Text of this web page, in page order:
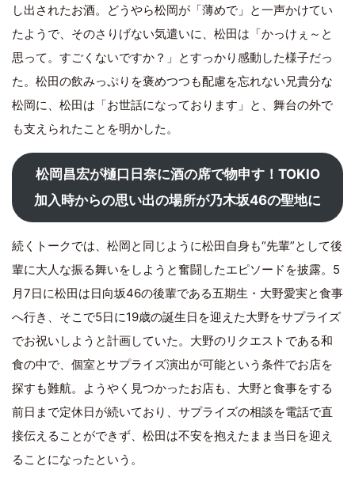
し出されたお酒。どうやら松岡が「薄めで」と一声かけてい
たようで、そのさりげない気遣いに、松田は「かっけぇ～と
思って。すごくないですか？」とすっかり感動した様子だっ
た。松田の飲みっぷりを褒めつつも配慮を忘れない兄貴分な
松岡に、松田は「お世話になっております」と、舞台の外で
も支えられたことを明かした。
松岡昌宏が樋口日奈に酒の席で物申す！TOKIO
加入時からの思い出の場所が乃木坂46の聖地に
続くトークでは、松岡と同じように松田自身も“先輩”として後
輩に大人な振る舞いをしようと奮闘したエピソードを披露。5
月7日に松田は日向坂46の後輩である五期生・大野愛実と食事
へ行き、そこで5日に19歳の誕生日を迎えた大野をサプライズ
でお祝いしようと計画していた。大野のリクエストである和
食の中で、個室とサプライズ演出が可能という条件でお店を
探すも難航。ようやく見つかったお店も、大野と食事をする
前日まで定休日が続いており、サプライズの相談を電話で直
接伝えることができず、松田は不安を抱えたまま当日を迎え
ることになったという。